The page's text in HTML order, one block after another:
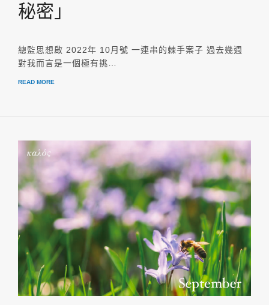
秘密」
總監思想啟 2022年 10月號 一連串的棘手案子 過去幾週
對我而言是一個極有挑…
READ MORE